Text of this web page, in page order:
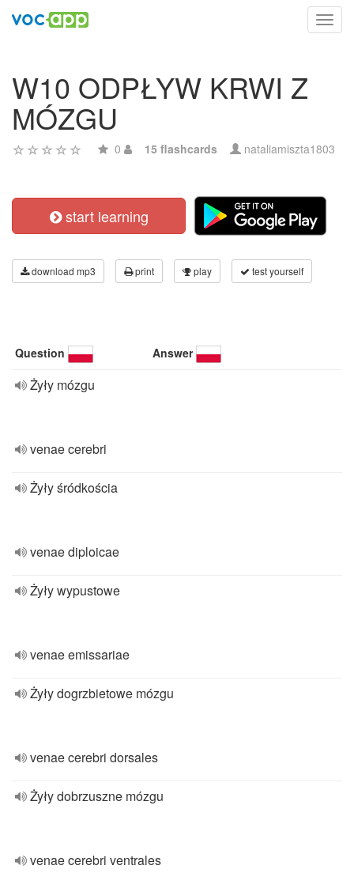
W10 ODPŁYW KRWI Z
MÓZGU
0 15 flashcards nataliamiszta1803
start learning
download mp3 print play test yourself
Question Answer
Żyły mózgu
venae cerebri
Żyły śródkościa
venae diploicae
Żyły wypustowe
venae emissariae
Żyły dogrzbietowe mózgu
venae cerebri dorsales
Żyły dobrzuszne mózgu
venae cerebri ventrales